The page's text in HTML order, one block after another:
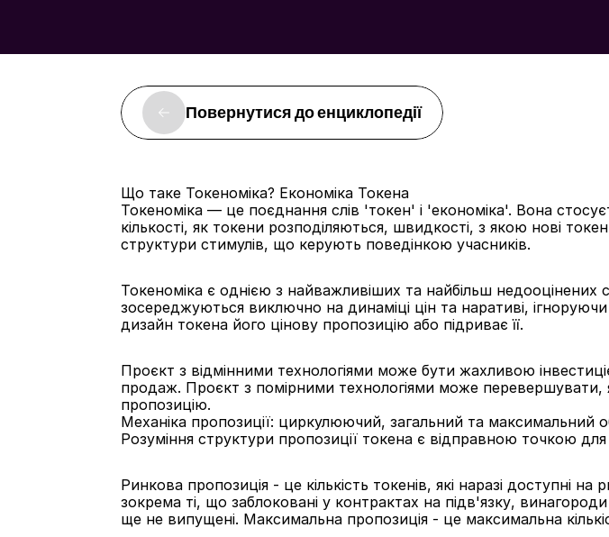
Повернутися до енциклопедії
Що таке Токеноміка? Економіка Токена
Токеноміка — це поєднання слів 'токен' і 'економіка'. Вона
кількості, як токени розподіляються, швидкості, з якою нові
структури стимулів, що керують поведінкою учасників.
Токеноміка є однією з найважливіших та найбільш недооцінених
зосереджуються виключно на динаміці цін та наративі,
дизайн токена його цінову пропозицію або підриває її.
Проєкт з відмінними технологіями може бути жахливою
продаж. Проєкт з помірними технологіями може
пропозицію.
Механіка пропозиції: циркулюючий, загальний та максимальний
Розуміння структури пропозиції токена є відправною точкою для
Ринкова пропозиція - це кількість токенів, які наразі доступні
зокрема ті, що заблоковані у контрактах на підв'язку,
ще не випущені. Максимальна пропозиція - це максимальна